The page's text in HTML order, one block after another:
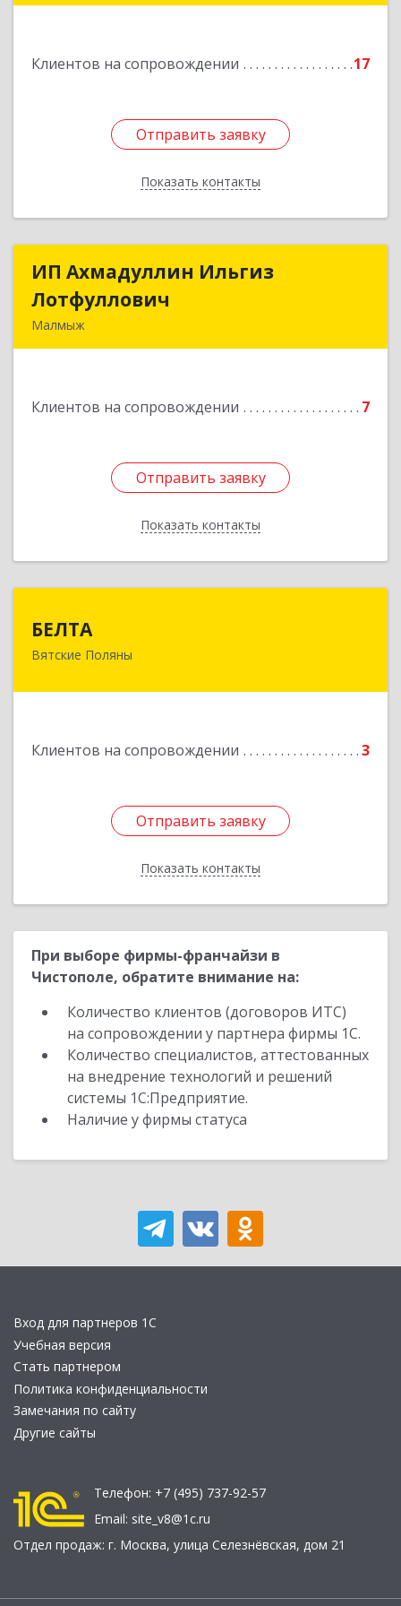
Клиентов на сопровождении 17
Отправить заявку
Показать контакты
Отправить заявку
Назад
ИП Ахмадуллин Ильгиз
Лотфуллович
Малмыж
Клиентов на сопровождении 7
Отправить заявку
Показать контакты
ИП Ахмадуллин Ильгиз
Подробнее
Отправить заявку
Назад
БЕЛТА
Вятские Поляны
Клиентов на сопровождении 3
Отправить заявку
Показать контакты
612960, Кировская обл, Вятские Поляны г,
Отправить заявку
Назад
При выборе фирмы-франчайзи в
Чистополе, обратите внимание на:
Количество клиентов (договоров ИТС)
на сопровождении у партнера фирмы 1С.
Количество специалистов, аттестованных
на внедрение технологий и решений
системы 1С:Предприятие.
Наличие у фирмы статуса
Вход для партнеров 1С
Учебная версия
Стать партнером
Политика конфиденциальности
Замечания по сайту
Другие сайты
Телефон: +7 (495) 737-92-57
Email: site_v8@1c.ru
Отдел продаж: г. Москва, улица Селезнёвская, дом 21